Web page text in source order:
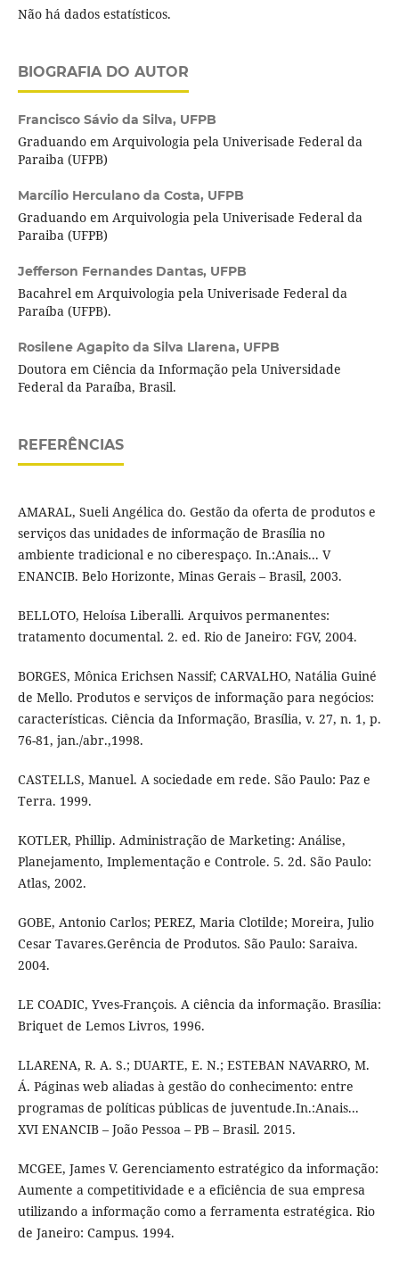
Não há dados estatísticos.
BIOGRAFIA DO AUTOR
Francisco Sávio da Silva, UFPB
Graduando em Arquivologia pela Univerisade Federal da
Paraiba (UFPB)
Marcílio Herculano da Costa, UFPB
Graduando em Arquivologia pela Univerisade Federal da
Paraiba (UFPB)
Jefferson Fernandes Dantas, UFPB
Bacahrel em Arquivologia pela Univerisade Federal da
Paraíba (UFPB).
Rosilene Agapito da Silva Llarena, UFPB
Doutora em Ciência da Informação pela Universidade
Federal da Paraíba, Brasil.
REFERÊNCIAS
AMARAL, Sueli Angélica do. Gestão da oferta de produtos e
serviços das unidades de informação de Brasília no
ambiente tradicional e no ciberespaço. In.:Anais... V
ENANCIB. Belo Horizonte, Minas Gerais – Brasil, 2003.
BELLOTO, Heloísa Liberalli. Arquivos permanentes:
tratamento documental. 2. ed. Rio de Janeiro: FGV, 2004.
BORGES, Mônica Erichsen Nassif; CARVALHO, Natália Guiné
de Mello. Produtos e serviços de informação para negócios:
características. Ciência da Informação, Brasília, v. 27, n. 1, p.
76-81, jan./abr.,1998.
CASTELLS, Manuel. A sociedade em rede. São Paulo: Paz e
Terra. 1999.
KOTLER, Phillip. Administração de Marketing: Análise,
Planejamento, Implementação e Controle. 5. 2d. São Paulo:
Atlas, 2002.
GOBE, Antonio Carlos; PEREZ, Maria Clotilde; Moreira, Julio
Cesar Tavares.Gerência de Produtos. São Paulo: Saraiva.
2004.
LE COADIC, Yves-François. A ciência da informação. Brasília:
Briquet de Lemos Livros, 1996.
LLARENA, R. A. S.; DUARTE, E. N.; ESTEBAN NAVARRO, M.
Á. Páginas web aliadas à gestão do conhecimento: entre
programas de políticas públicas de juventude.In.:Anais...
XVI ENANCIB – João Pessoa – PB – Brasil. 2015.
MCGEE, James V. Gerenciamento estratégico da informação:
Aumente a competitividade e a eficiência de sua empresa
utilizando a informação como a ferramenta estratégica. Rio
de Janeiro: Campus. 1994.